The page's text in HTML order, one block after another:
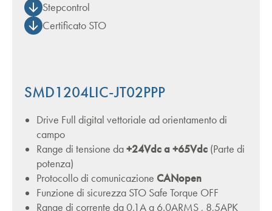
Stepcontrol
Certificato STO
SMD1204LIC-JT02PPP
Drive Full digital vettoriale ad orientamento di
campo
Range di tensione da+24Vdc a +65Vdc (Parte di
potenza)
Protocollo di comunicazione CANopen
Funzione di sicurezza STO Safe Torque OFF
Range di corrente da 0.1A a 6.0ARMS , 8,5APK